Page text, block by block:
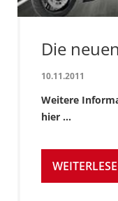
Die
10.11.2011
Weitere
hier ...